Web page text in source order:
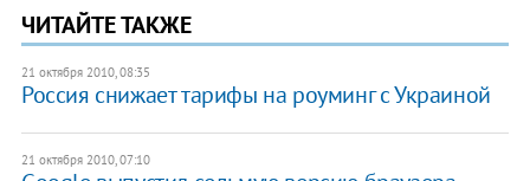
ЧИТАЙТЕ ТАКЖЕ
21 октября 2010, 08:35
Россия снижает тарифы на роуминг с Украиной
21 октября 2010, 07:10